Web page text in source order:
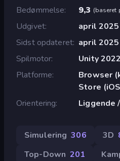
Bedømmelse
9,3 (baseret
Udgivet
april 2025
Sidst opdateret april 2025
Spilmotor
Unity 2022
Platforme
Browser
Store
Orientering
Liggende
Simulering 306 3D
Top-Down 201